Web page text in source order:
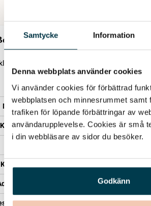
Samtycke Information
Denna webbplats använder cookies
Vi använder cookies för förbättrad
webbplatsen och minnesrummet samt
trafiken för löpande förbättringar av
användarupplevelse. Cookies är små
i din webbläsare av sidor du besöker.
Godkänn
Enkel
eller borgerlig
20 940
Minnesrum
Kista – Enkel
Kistläggning
från Lova
Begravning
Kyrklig eller borgerlig
25 035
Kista – Sandholm
Transport